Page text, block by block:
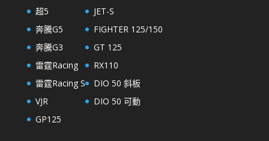
超5
奔騰G5
奔騰G3
雷霆Racing
雷霆Racing S
VJR
GP125
JET-S
FIGHTER 125/150
GT 125
RX110
DIO 50 斜板
DIO 50 可動